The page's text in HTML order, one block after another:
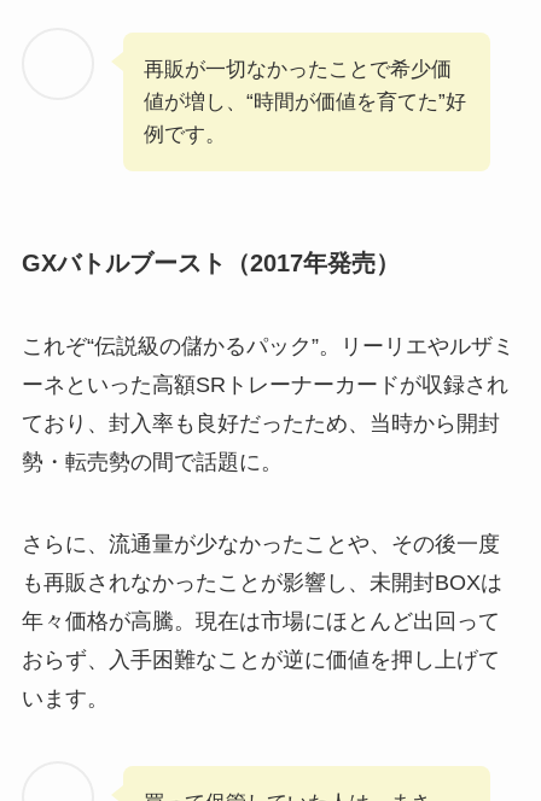
再販が一切なかったことで希少価
値が増し、“時間が価値を育てた”好
例です。
GXバトルブースト（2017年発売）
これぞ“伝説級の儲かるパック”。リーリエやルザミ
ーネといった高額SRトレーナーカードが収録され
ており、封入率も良好だったため、当時から開封
勢・転売勢の間で話題に。
さらに、流通量が少なかったことや、その後一度
も再販されなかったことが影響し、未開封BOXは
年々価格が高騰。現在は市場にほとんど出回って
おらず、入手困難なことが逆に価値を押し上げて
います。